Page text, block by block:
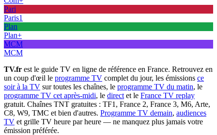
Pari
Paris1
Plan
Plan+
MCM
MCM
TV.fr est le guide TV en ligne de référence en France. Retrouvez en
un coup d'œil le programme TV complet du jour, les émissions ce
soir à la TV sur toutes les chaînes, le programme TV du matin, le
programme TV cet après-midi, le direct et le France TV replay
gratuit. Chaînes TNT gratuites : TF1, France 2, France 3, M6, Arte,
C8, W9, TMC et bien d'autres. Programme TV demain, audiences
TV et grille TV heure par heure — ne manquez plus jamais votre
émission préférée.